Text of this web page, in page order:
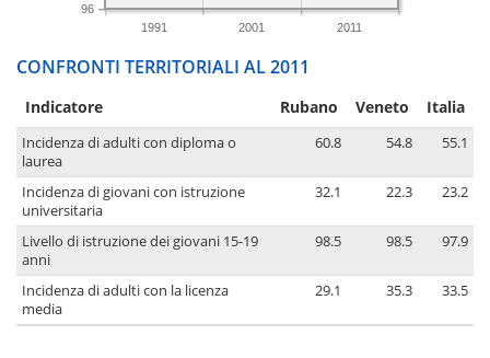
1991 2001 2011
96
CONFRONTI TERRITORIALI AL 2011
Indicatore Rubano Veneto Italia
Incidenza di adulti con diploma o
laurea
60.8 54.8 55.1
Incidenza di giovani con istruzione
universitaria
32.1 22.3 23.2
Livello di istruzione dei giovani 15-19
anni
98.5 98.5 97.9
Incidenza di adulti con la licenza
media
29.1 35.3 33.5